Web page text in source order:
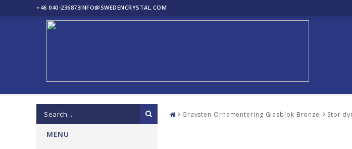
+46 040-236873INFO@SWEDENCRYSTAL.COM
MENU
Gravsten Ornamentering Glasblok Bronze Stor